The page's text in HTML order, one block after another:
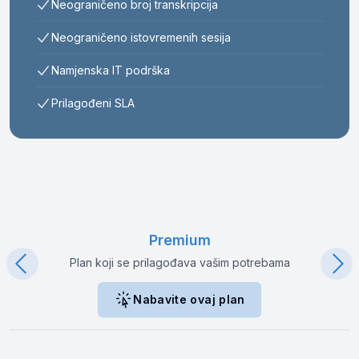
Neograničeno broj transkripcija
Neograničeno istovremenih sesija
Namjenska IT podrška
Prilagođeni SLA
Premium
Plan koji se prilagođava vašim potrebama
Nabavite ovaj plan